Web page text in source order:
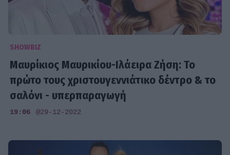
SHOWBIZ
Μαυρίκιος Μαυρικίου-Ιλάειρα Ζήση: Το
πρώτο τους χριστουγεννιάτικο δέντρο & το
σαλόνι - υπερπαραγωγή
19:06 @29-12-2022